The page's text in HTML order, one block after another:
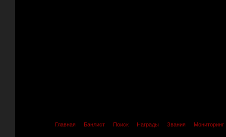
Главная Банлист Поиск Награды Звания Мониторинг